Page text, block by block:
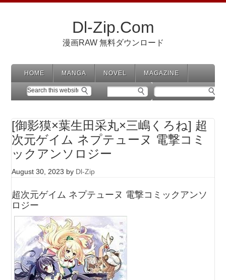
Dl-Zip.Com
漫画RAW 無料ダウンロード
HOME MANGA NOVEL MAGAZINE
[御影獏×葉生田采丸×三嶋くろね] 超
次元ゲイム ネプテューヌ 電撃コミ
ックアンソロジー
August 30, 2023 by Dl-Zip
超次元ゲイム ネプテューヌ 電撃コミックアンソ
ロジー